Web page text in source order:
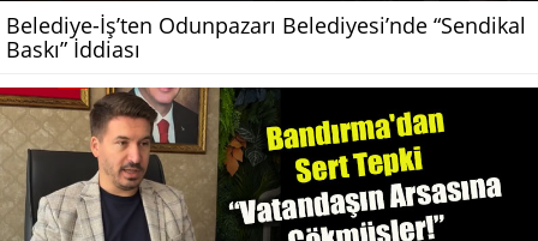
Belediye-İş’ten Odunpazarı Belediyesi’nde “Sendikal
Baskı” İddiası